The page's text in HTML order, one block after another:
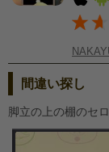
間違い探し
脚立の上の棚のセ